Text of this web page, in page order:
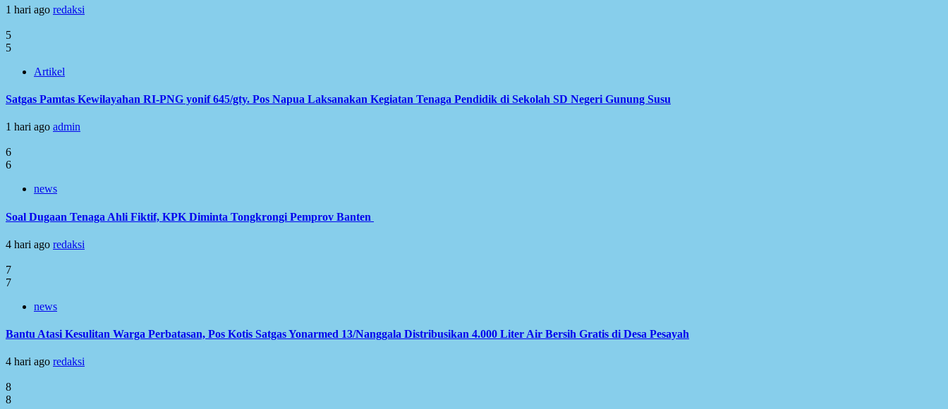
1 hari ago redaksi
5
5
Artikel
Satgas Pamtas Kewilayahan RI-PNG yonif 645/gty. Pos Napua Laksanakan Kegiatan Tenaga Pendidik di Sekolah SD Negeri Gunung Susu
1 hari ago admin
6
6
news
Soal Dugaan Tenaga Ahli Fiktif, KPK Diminta Tongkrongi Pemprov Banten
4 hari ago redaksi
7
7
news
Bantu Atasi Kesulitan Warga Perbatasan, Pos Kotis Satgas Yonarmed 13/Nanggala Distribusikan 4.000 Liter Air Bersih Gratis di Desa Pesayah
4 hari ago redaksi
8
8